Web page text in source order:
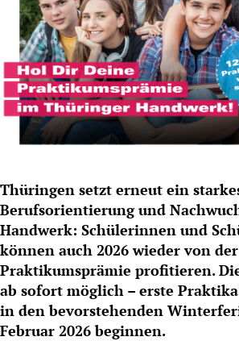
Thüringen setzt erneut ein
Berufsorientierung und
Handwerk: Schülerinnen und
können auch 2026 wieder von
Praktikumsprämie profitieren.
ab sofort möglich – erste
in den bevorstehenden
Februar 2026 beginnen.